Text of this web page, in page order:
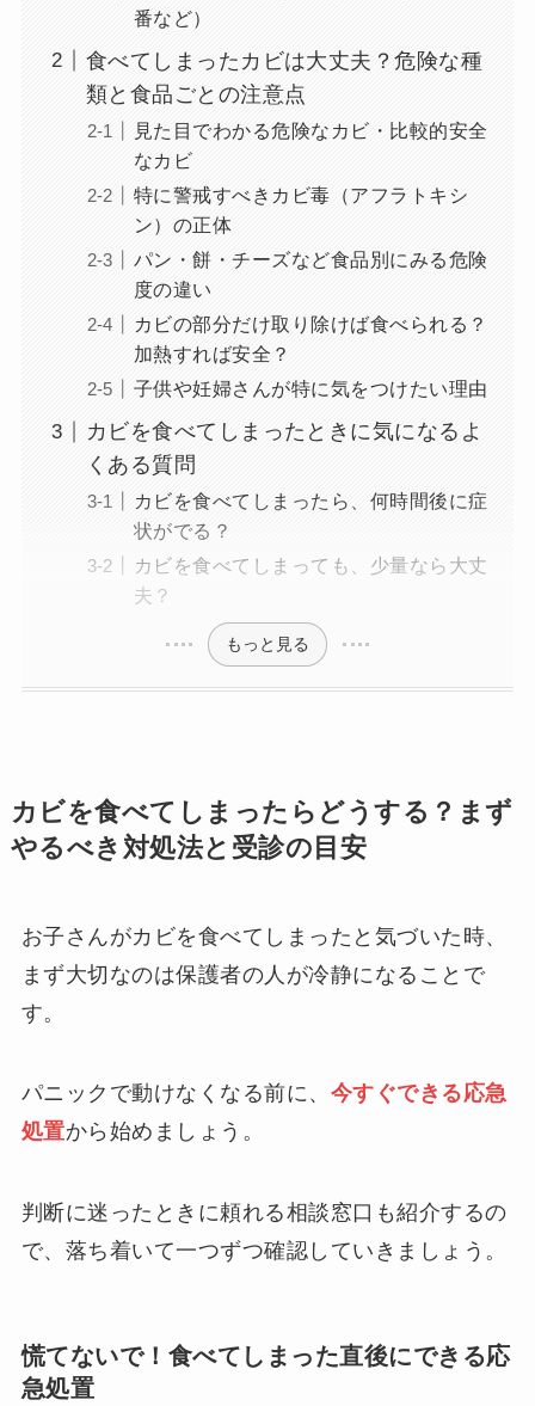
番など）
食べてしまったカビは大丈夫？危険な種
類と食品ごとの注意点
見た目でわかる危険なカビ・比較的安全
なカビ
特に警戒すべきカビ毒（アフラトキシ
ン）の正体
パン・餅・チーズなど食品別にみる危険
度の違い
カビの部分だけ取り除けば食べられる？
加熱すれば安全？
子供や妊婦さんが特に気をつけたい理由
カビを食べてしまったときに気になるよ
くある質問
カビを食べてしまったら、何時間後に症
状がでる？
カビを食べてしまっても、少量なら大丈
夫？
もっと見る
カビを食べてしまったらどうする？まず
やるべき対処法と受診の目安
お子さんがカビを食べてしまったと気づいた時、
まず大切なのは保護者の人が冷静になることで
す。
パニックで動けなくなる前に、 今すぐできる応急
処置から始めましょう。
判断に迷ったときに頼れる相談窓口も紹介するの
で、落ち着いて一つずつ確認していきましょう。
慌てないで！食べてしまった直後にできる応
急処置